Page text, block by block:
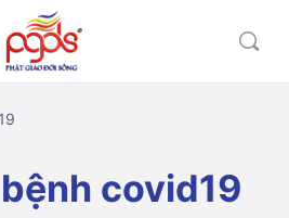
covid19